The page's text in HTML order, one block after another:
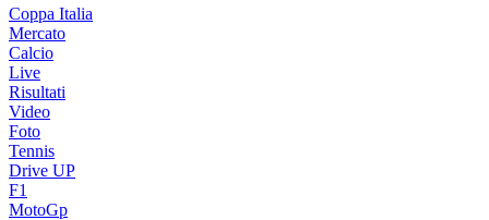
Coppa Italia
Mercato
Calcio
Live
Risultati
Video
Foto
Tennis
Drive UP
F1
MotoGp